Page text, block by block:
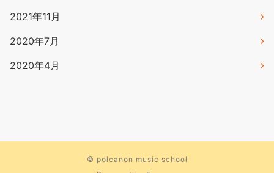
2021年11月
2020年7月
2020年4月
© polcanon music school